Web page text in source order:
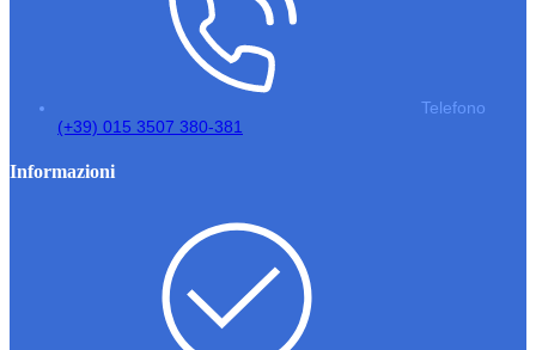
Telefono
(+39) 015 3507 380-381
Informazioni